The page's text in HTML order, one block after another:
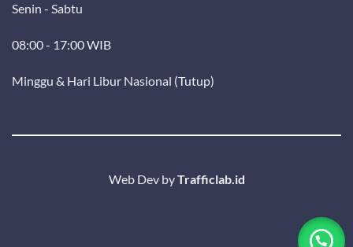
Senin - Sabtu
08:00 - 17:00 WIB
Minggu & Hari Libur Nasional (Tutup)
Web Dev byTrafficlab.id